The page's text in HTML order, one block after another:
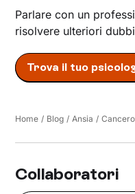
Parlare con un
risolvere ulteriori
Trova il tuo
Home / Blog / Ansia /
Collaboratori